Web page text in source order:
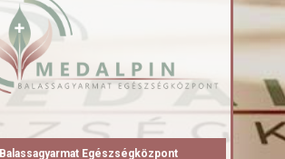
Balassagyarmat Egészségközpont